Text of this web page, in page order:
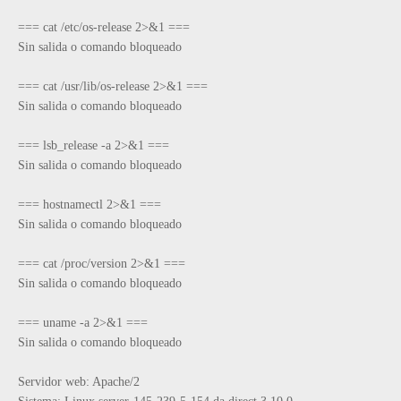
=== cat /etc/os-release 2>&1 ===
Sin salida o comando bloqueado
=== cat /usr/lib/os-release 2>&1 ===
Sin salida o comando bloqueado
=== lsb_release -a 2>&1 ===
Sin salida o comando bloqueado
=== hostnamectl 2>&1 ===
Sin salida o comando bloqueado
=== cat /proc/version 2>&1 ===
Sin salida o comando bloqueado
=== uname -a 2>&1 ===
Sin salida o comando bloqueado
Servidor web: Apache/2